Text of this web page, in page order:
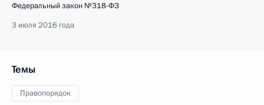
Федеральный закон №318-ФЗ
3 июля 2016 года
Темы
Правопорядок